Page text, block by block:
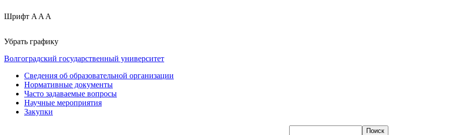
Шрифт A A A
Убрать графику
Волгоградский государственный университет
Сведения об образовательной организации
Нормативные документы
Часто задаваемые вопросы
Научные мероприятия
Закупки